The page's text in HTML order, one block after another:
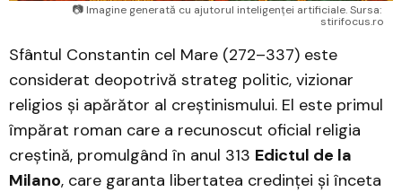
📷 Imagine generată cu ajutorul inteligenței artificiale. Sursa:
stirifocus.ro
Sfântul Constantin cel Mare (272–337) este
considerat deopotrivă strateg politic, vizionar
religios și apărător al creștinismului. El este primul
împărat roman care a recunoscut oficial religia
creștină, promulgând în anul 313 Edictul de la
Milano, care garanta libertatea credinței și înceta